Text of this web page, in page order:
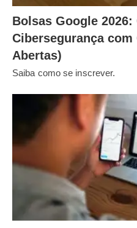
Bolsas Google
Cibersegurança
Abertas)
Saiba como se inscrever.